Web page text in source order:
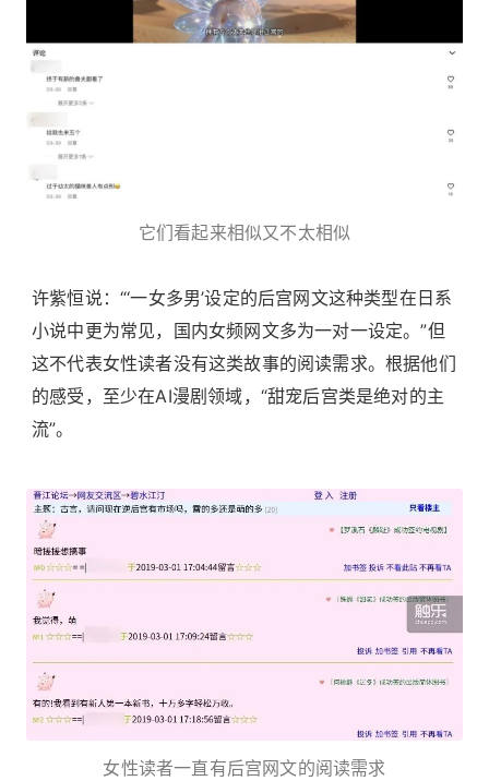
它们看起来相似又不太相似
许紫恒说：“‘一女多男’设定的后宫网文这种类型在日系
小说中更为常见，国内女频网文多为一对一设定。”但
这不代表女性读者没有这类故事的阅读需求。根据他们
的感受，至少在AI漫剧领域，“甜宠后宫类是绝对的主
流”。
女性读者一直有后宫网文的阅读需求